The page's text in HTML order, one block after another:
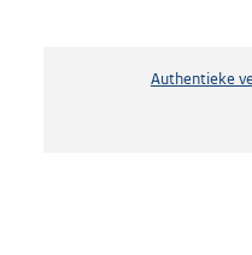
Authentieke